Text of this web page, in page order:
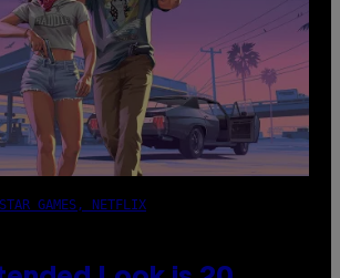
GAMES, NETFLIX